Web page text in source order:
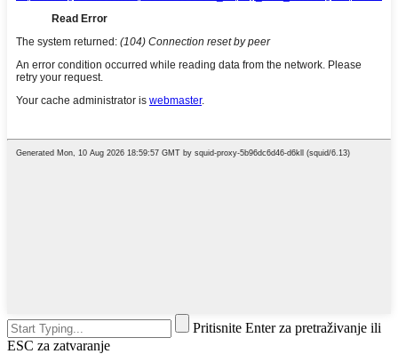
Pritisnite Enter za pretraživanje ili
ESC za zatvaranje